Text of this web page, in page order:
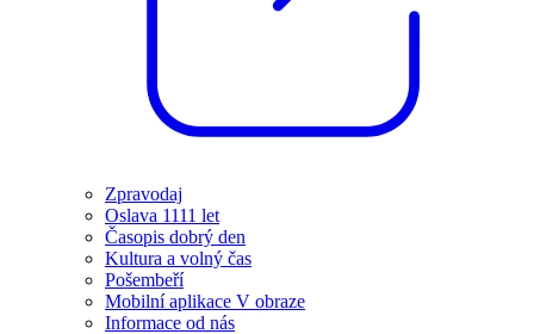
Zpravodaj
Oslava 1111 let
Časopis dobrý den
Kultura a volný čas
Pošembeří
Mobilní aplikace V obraze
Informace od nás